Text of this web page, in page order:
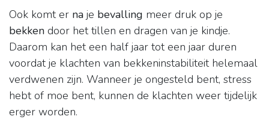
Ook komt er na je bevalling meer druk op je
bekken door het tillen en dragen van je kindje.
Daarom kan het een half jaar tot een jaar duren
voordat je klachten van bekkeninstabiliteit helemaal
verdwenen zijn. Wanneer je ongesteld bent, stress
hebt of moe bent, kunnen de klachten weer tijdelijk
erger worden.